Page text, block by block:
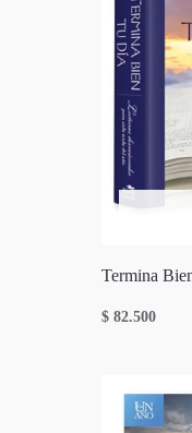
Termina
$ 82.500